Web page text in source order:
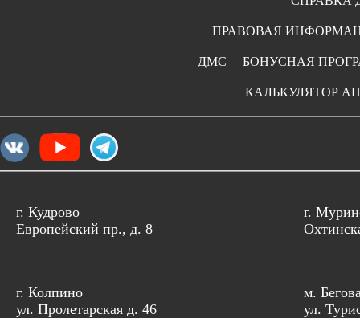
ПРАВОВАЯ
БОНУСНАЯ
ДМС
КАЛЬКУЛЯТОР
г. Кудрово
Европейский пр., д. 8
г.
г. Колпино
ул. Пролетарская д. 46
м.
ул.